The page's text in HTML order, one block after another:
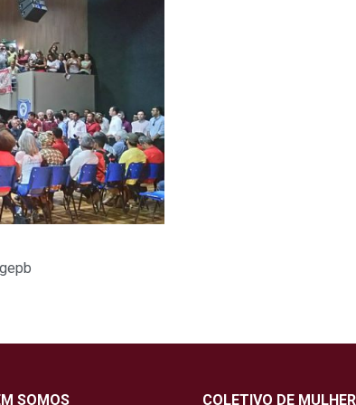
SOMOS COLETIVO DE